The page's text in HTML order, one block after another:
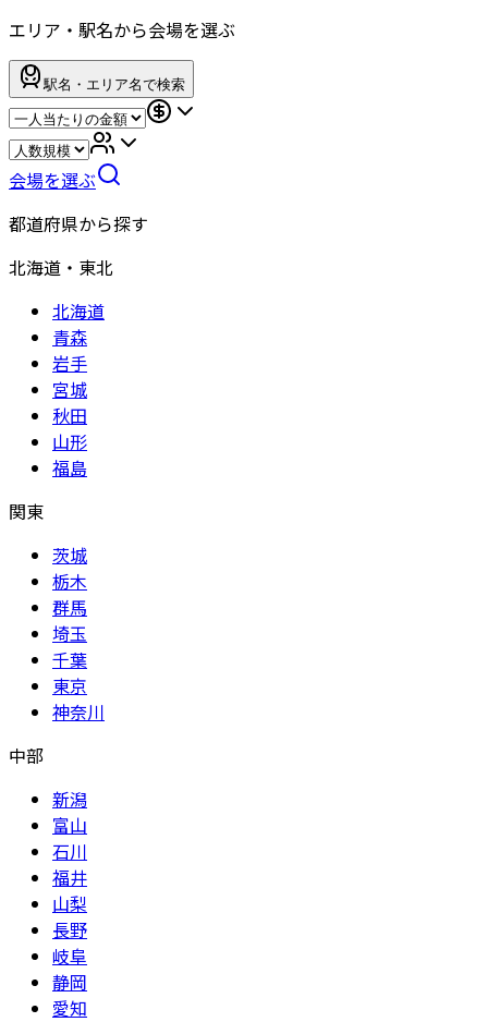
エリア・駅名から会場を選ぶ
駅名・エリア名で検索
会場を選ぶ
都道府県から探す
北海道・東北
北海道
青森
岩手
宮城
秋田
山形
福島
関東
茨城
栃木
群馬
埼玉
千葉
東京
神奈川
中部
新潟
富山
石川
福井
山梨
長野
岐阜
静岡
愛知